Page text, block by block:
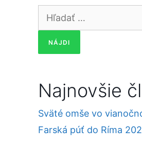
Hľadať:
Najnovšie
Sväté omše vo
Farská púť do Ríma